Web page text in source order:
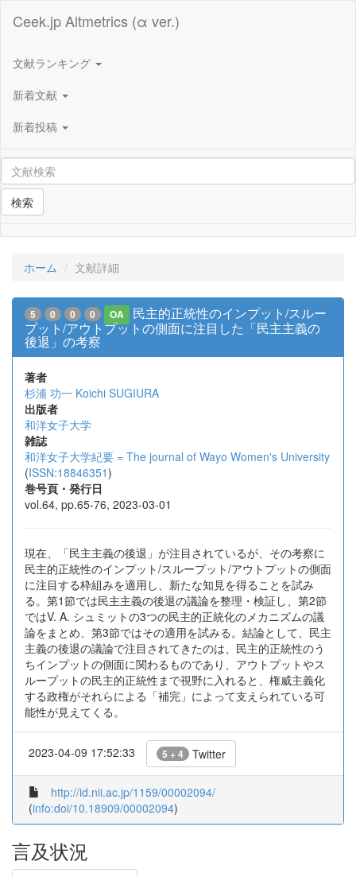
Ceek.jp Altmetrics (α ver.)
文献ランキング
新着文献
新着投稿
検索
ホーム 文献詳細
5 0 0 0 OA
民主的正統性のインプット/スルー
プット/アウトプットの側面に注目した「民主主義の
後退」の考察
著者
杉浦 功一 Koichi SUGIURA
出版者
和洋女子大学
雑誌
和洋女子大学紀要 = The journal of Wayo Women's University
(ISSN:18846351)
巻号頁・発行日
vol.64, pp.65-76, 2023-03-01
現在、「民主主義の後退」が注目されているが、その考察に
民主的正統性のインプット/スループット/アウトプットの側面
に注目する枠組みを適用し、新たな知見を得ることを試み
る。第1節では民主主義の後退の議論を整理・検証し、第2節
ではV. A. シュミットの3つの民主的正統化のメカニズムの議
論をまとめ、第3節ではその適用を試みる。結論として、民主
主義の後退の議論で注目されてきたのは、民主的正統性のう
ちインプットの側面に関わるものであり、アウトプットやス
ループットの民主的正統性まで視野に入れると、権威主義化
する政権がそれらによる「補完」によって支えられている可
能性が見えてくる。
2023-04-09 17:52:33 5 + 4 Twitter
http://id.nii.ac.jp/1159/00002094/
(info:doi/10.18909/00002094)
言及状況